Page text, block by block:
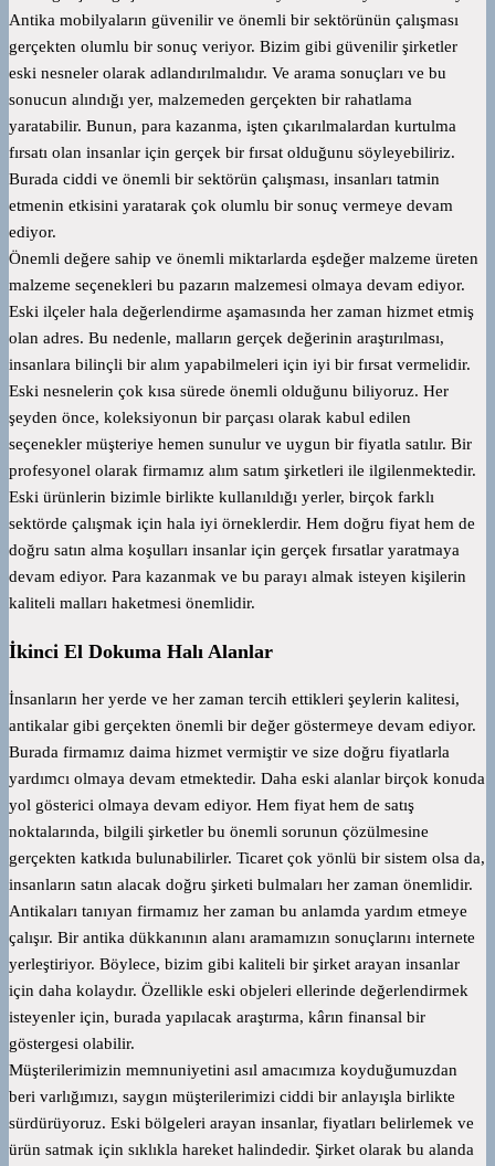
Antika mobilyaların güvenilir ve önemli bir sektörünün çalışması
gerçekten olumlu bir sonuç veriyor. Bizim gibi güvenilir şirketler
eski nesneler olarak adlandırılmalıdır. Ve arama sonuçları ve bu
sonucun alındığı yer, malzemeden gerçekten bir rahatlama
yaratabilir. Bunun, para kazanma, işten çıkarılmalardan kurtulma
fırsatı olan insanlar için gerçek bir fırsat olduğunu söyleyebiliriz.
Burada ciddi ve önemli bir sektörün çalışması, insanları tatmin
etmenin etkisini yaratarak çok olumlu bir sonuç vermeye devam
ediyor.
Önemli değere sahip ve önemli miktarlarda eşdeğer malzeme üreten
malzeme seçenekleri bu pazarın malzemesi olmaya devam ediyor.
Eski ilçeler hala değerlendirme aşamasında her zaman hizmet etmiş
olan adres. Bu nedenle, malların gerçek değerinin araştırılması,
insanlara bilinçli bir alım yapabilmeleri için iyi bir fırsat vermelidir.
Eski nesnelerin çok kısa sürede önemli olduğunu biliyoruz. Her
şeyden önce, koleksiyonun bir parçası olarak kabul edilen
seçenekler müşteriye hemen sunulur ve uygun bir fiyatla satılır. Bir
profesyonel olarak firmamız alım satım şirketleri ile ilgilenmektedir.
Eski ürünlerin bizimle birlikte kullanıldığı yerler, birçok farklı
sektörde çalışmak için hala iyi örneklerdir. Hem doğru fiyat hem de
doğru satın alma koşulları insanlar için gerçek fırsatlar yaratmaya
devam ediyor. Para kazanmak ve bu parayı almak isteyen kişilerin
kaliteli malları haketmesi önemlidir.
İkinci El Dokuma Halı Alanlar
İnsanların her yerde ve her zaman tercih ettikleri şeylerin kalitesi,
antikalar gibi gerçekten önemli bir değer göstermeye devam ediyor.
Burada firmamız daima hizmet vermiştir ve size doğru fiyatlarla
yardımcı olmaya devam etmektedir. Daha eski alanlar birçok konuda
yol gösterici olmaya devam ediyor. Hem fiyat hem de satış
noktalarında, bilgili şirketler bu önemli sorunun çözülmesine
gerçekten katkıda bulunabilirler. Ticaret çok yönlü bir sistem olsa da,
insanların satın alacak doğru şirketi bulmaları her zaman önemlidir.
Antikaları tanıyan firmamız her zaman bu anlamda yardım etmeye
çalışır. Bir antika dükkanının alanı aramamızın sonuçlarını internete
yerleştiriyor. Böylece, bizim gibi kaliteli bir şirket arayan insanlar
için daha kolaydır. Özellikle eski objeleri ellerinde değerlendirmek
isteyenler için, burada yapılacak araştırma, kârın finansal bir
göstergesi olabilir.
Müşterilerimizin memnuniyetini asıl amacımıza koyduğumuzdan
beri varlığımızı, saygın müşterilerimizi ciddi bir anlayışla birlikte
sürdürüyoruz. Eski bölgeleri arayan insanlar, fiyatları belirlemek ve
ürün satmak için sıklıkla hareket halindedir. Şirket olarak bu alanda